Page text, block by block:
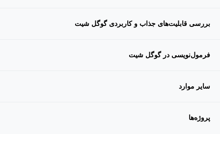
بررسی قابلیت‌های جذاب و کاربردی گوگل شیت
فرمول‌نویسی در گوگل شیت
سایر موارد
پروژه‌ها